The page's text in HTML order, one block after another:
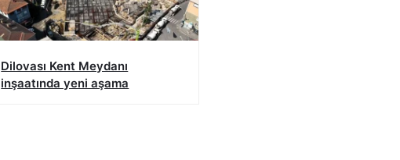
Dilovası Kent Meydanı
inşaatında yeni aşama